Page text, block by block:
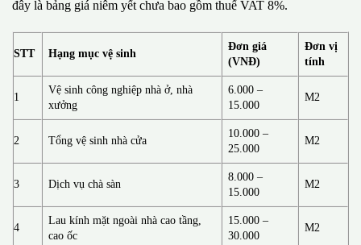
đây là bảng giá niêm yết chưa bao gồm thuế VAT 8%.
STT Hạng mục vệ sinh
Đơn giá
(VNĐ)
Đơn vị
tính
1
Vệ sinh công nghiệp nhà ở, nhà
xưởng
6.000 –
15.000
M2
2 Tổng vệ sinh nhà cửa
10.000 –
25.000
M2
3 Dịch vụ chà sàn
8.000 –
15.000
M2
4
Lau kính mặt ngoài nhà cao tầng,
cao ốc
15.000 –
30.000
M2